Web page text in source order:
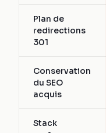
Plan de
redirections
301
Conservation
du SEO
acquis
Stack